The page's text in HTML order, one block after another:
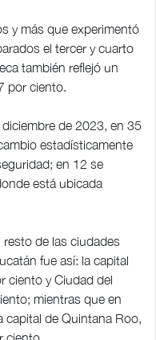
y más que experimentó
el tercer y cuarto
también reflejó un
por ciento.
de 2023, en 35
estadísticamente
en 12 se
está ubicada
de las ciudades
fue así: la capital
ciento y Ciudad del
mientras que en
capital de Quintana Roo,